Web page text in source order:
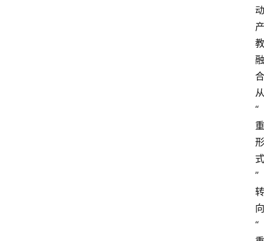
动
产
教
融
合
从
“
重
形
式
”
转
向
“